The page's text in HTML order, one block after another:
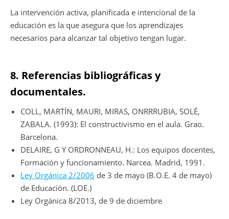
La intervención activa, planificada e intencional de la
educación es la que asegura que los aprendizajes
necesarios para alcanzar tal objetivo tengan lugar.
8. Referencias bibliográficas y
documentales.
COLL, MARTÍN, MAURI, MIRAS, ONRRRUBIA, SOLÉ,
ZABALA. (1993): El constructivismo en el aula. Grao.
Barcelona.
DELAIRE, G Y ORDRONNEAU, H.: Los equipos docentes,
Formación y funcionamiento. Narcea. Madrid, 1991.
Ley Orgánica 2/2006 de 3 de mayo (B.O.E. 4 de mayo)
de Educación. (LOE.)
Ley Orgánica 8/2013, de 9 de diciembre